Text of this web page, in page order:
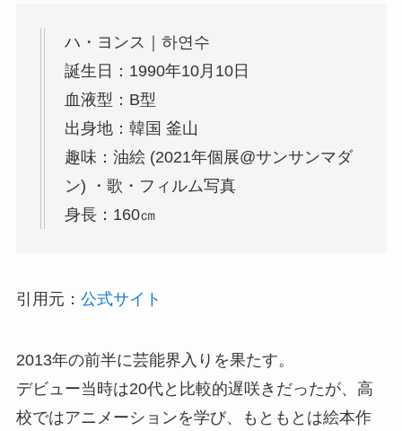
ハ・ヨンス｜하연수
誕生日：1990年10月10日
血液型：B型
出身地：韓国 釜山
趣味：油絵 (2021年個展@サンサンマダ
ン) ・歌・フィルム写真
身長：160㎝
引用元： 公式サイト
2013年の前半に芸能界入りを果たす。
デビュー当時は20代と比較的遅咲きだったが、高
校ではアニメーションを学び、もともとは絵本作